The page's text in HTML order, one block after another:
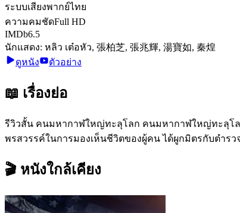
ระบบเสียงพากย์ไทย
ความคมชัดFull HD
IMDb6.5
นักแสดง: หลิว เต๋อหัว, 張柏芝, 張兆輝, 湯寶如, 秦煌
ดูหนัง
ตัวอย่าง
📖 เรื่องย่อ
รีวิวสั้น คนมหากาฬใหญ่ทะลุโลก คนมหากาฬใหญ่ทะลุโลก
พรสวรรค์ในการมองเห็นชีวิตของผู้คน ได้ผูกมิตรกับตำร
🎬 หนังใกล้เคียง